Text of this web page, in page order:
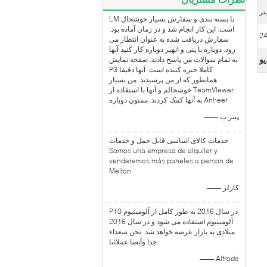
LM با بسته بندی و سفارش بسیار خوشحال
است. این کار انجام شد و در زمان آماده بود.
سفارش دریافت شده به عنوان انتظار می
رود. دوباره با پنی و انهیر دوباره کار کنید آنها
به تمام سوالات من پاسخ دادند. صفحه نمایش
P3 کاملا خیره کننده است. آنها دقیقا
همانطور که از من پرسیدند. من بسیار
خوشحالم و آنها با استفاده از TeamViewer
به آنها کمک کردند. ممنون دوباره Anheer
—— پیتر ب
خدمات کالای اساسی قابل حمل و خدمات
Somos una empresa de alquiler y
venderemos más paneles a person de
Melton.
—— کارلز
P10 در سال 2016 به طور کامل از آلومینیوم
آلومینیوم استفاده می شود و در سال 2016
میلادی به بازار عرضه خواهد شد. نحن سعداء
جدا وأيضا عملائنا.
—— Alfrode